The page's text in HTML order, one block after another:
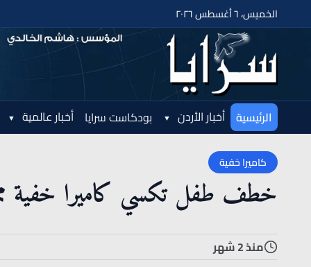
الخميس، ٦ أغسطس ٢٠٢٦
الرئيسية أخبار الأردن بودكاست سرايا أخبار عالمية
كاميرا خفية
خطف طفل تكسي كاميرا خفية
منذ 2 شهر